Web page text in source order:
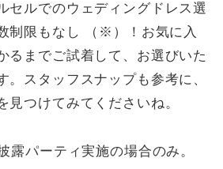
セルでのウェディングドレス選
制限もなし （※）！お気に入
るまでご試着して、お選びいた
。スタッフスナップも参考に、
見つけてみてくださいね。
露パーティ実施の場合のみ。